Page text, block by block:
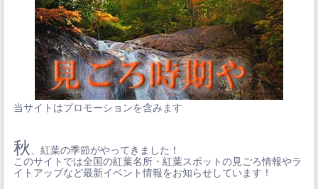
当サイトはプロモーションを含みます
秋
、紅葉の季節がやってきました！
このサイトでは全国の紅葉名所・紅葉スポットの見ごろ情報やラ
イトアップなど最新イベント情報をお知らせしています！